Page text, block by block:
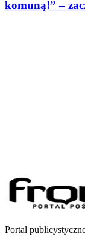
komuną!” –
Portal